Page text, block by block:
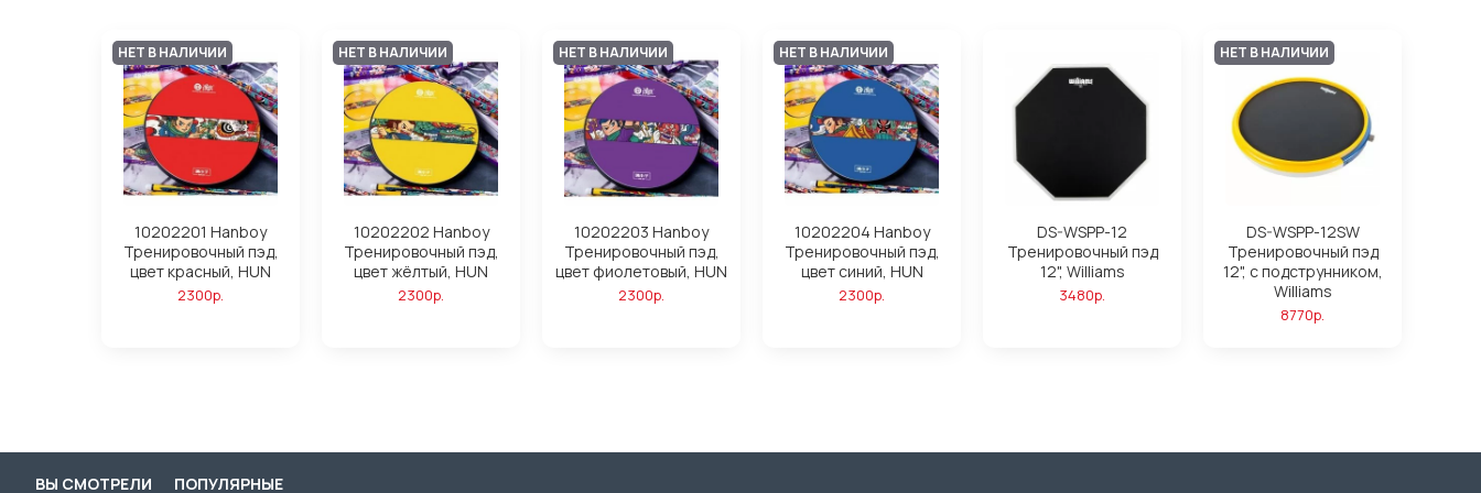
НЕТ В НАЛИЧИИ
10202201 Hanboy
Тренировочный пэд,
цвет красный, HUN
2300р.
НЕТ В НАЛИЧИИ
10202202 Hanboy
Тренировочный пэд,
цвет жёлтый, HUN
2300р.
НЕТ В НАЛИЧИИ
10202203 Hanboy
Тренировочный пэд,
цвет фиолетовый, HUN
2300р.
НЕТ В НАЛИЧИИ
10202204 Hanboy
Тренировочный пэд,
цвет синий, HUN
2300р.
DS-WSPP-12
Тренировочный пэд
12", Williams
3480р.
НЕТ В НАЛИЧИИ
DS-WSPP-12SW
Тренировочный пэд
12", с подструнником,
Williams
8770р.
ВЫ СМОТРЕЛИ ПОПУЛЯРНЫЕ